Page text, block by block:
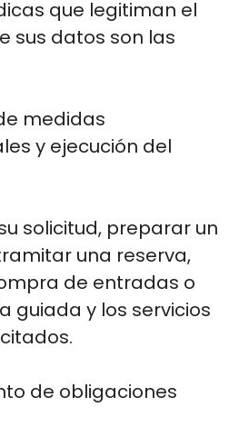
que legitiman el
sus datos son las
medidas
y ejecución del
solicitud, preparar un
una reserva,
de entradas o
guiada y los servicios
de obligaciones